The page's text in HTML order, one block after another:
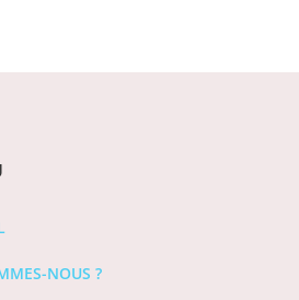
NOUS ?